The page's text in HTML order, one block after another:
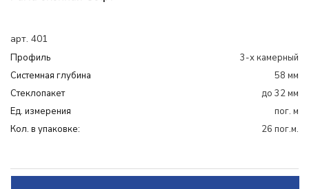
арт. 401
Профиль
3-х камерный
Системная глубина
58 мм
Cтеклопакет
до 32 мм
Ед. измерения
пог. м
Кол. в упаковке:
26 пог.м.